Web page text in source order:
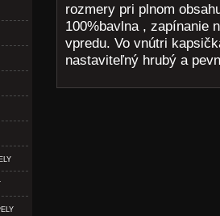
rozmery pri plnom
100%bavlna , zapínanie
vpredu. Vo vnútri
nastaviteľný hrubý a